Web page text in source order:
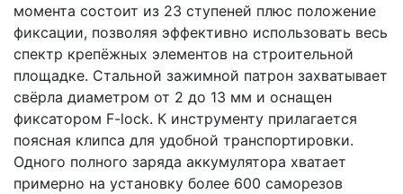
момента состоит из 23 ступеней плюс положение
фиксации, позволяя эффективно использовать весь
спектр крепёжных элементов на строительной
площадке. Стальной зажимной патрон захватывает
свёрла диаметром от 2 до 13 мм и оснащен
фиксатором F-lock. К инструменту прилагается
поясная клипса для удобной транспортировки.
Одного полного заряда аккумулятора хватает
примерно на установку более 600 саморезов